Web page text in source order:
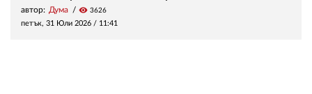
автор: Дума visibility 3626
петък, 31 Юли 2026 / 11:41